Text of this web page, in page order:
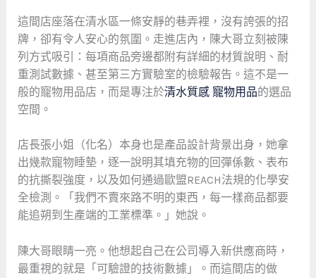
這間店座落在清水區一條安靜的巷弄裡，沒有誇張的招
牌，卻有令人安心的氛圍。走進店內，陳大哥立刻被陳
列方式吸引：每項商品旁邊都附有詳細的材質說明、耐
重測試數據、甚至第三方實驗室的檢驗報告。這不是一
般的寵物用品店，而是專注於清水質感 寵物用品的選品
空間。
店長張小姐（化名）本身也是產品設計背景出身，她拿
出幾款寵物睡墊，逐一說明其填充物的回彈係數、表布
的抗撕裂強度，以及如何通過歐盟REACH法規的化學安
全檢測。「我們不賣來路不明的東西，每一樣商品都要
能追朔到生產端的工業標準。」她說。
陳大哥眼睛一亮。他想起自己在公司導入新供應商時，
最重視的就是「可驗證的技術數據」。而這間店的做